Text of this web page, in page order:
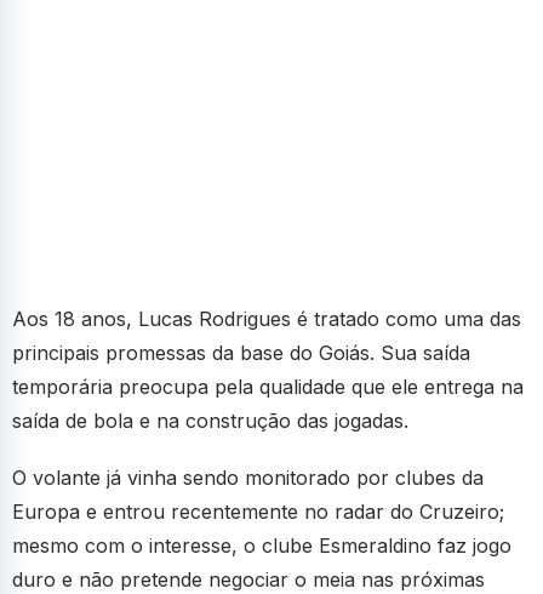
Aos 18 anos, Lucas Rodrigues é tratado como uma das
principais promessas da base do Goiás. Sua saída
temporária preocupa pela qualidade que ele entrega na
saída de bola e na construção das jogadas.
O volante já vinha sendo monitorado por clubes da
Europa e entrou recentemente no radar do Cruzeiro;
mesmo com o interesse, o clube Esmeraldino faz jogo
duro e não pretende negociar o meia nas próximas